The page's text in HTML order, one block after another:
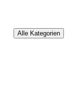
Alle Kategorien